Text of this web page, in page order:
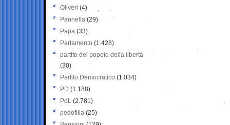
Oliveri (4)
Pannella (29)
Papa (33)
Parlamento (1.428)
partito del popolo della libertà
(30)
Partito Democratico (1.034)
PD (1.188)
PdL (2.781)
pedofilia (25)